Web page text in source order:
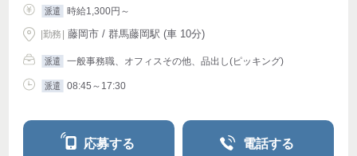
派遣 時給1,300円～
|勤務 藤岡市 / 群馬藤岡駅 (車 10分)
派遣 一般事務職、オフィスその他、品出し(ピッキング)
派遣 08:45～17:30
応募する 電話する